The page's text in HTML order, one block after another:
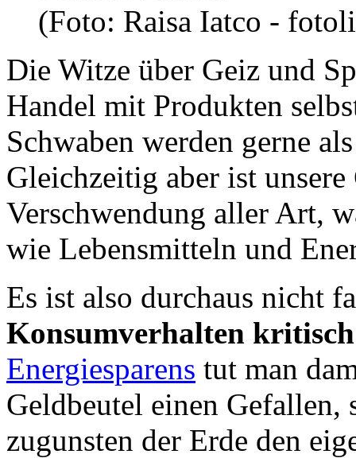
(Foto: Raisa Iatco -
Die Witze über Geiz und
Handel mit Produkten
Schwaben werden gerne
Gleichzeitig aber ist
Verschwendung aller Art,
wie Lebensmitteln und
Es ist also durchaus nicht
Konsumverhalten
Energiesparens tut man
Geldbeutel einen Gefallen,
zugunsten der Erde den